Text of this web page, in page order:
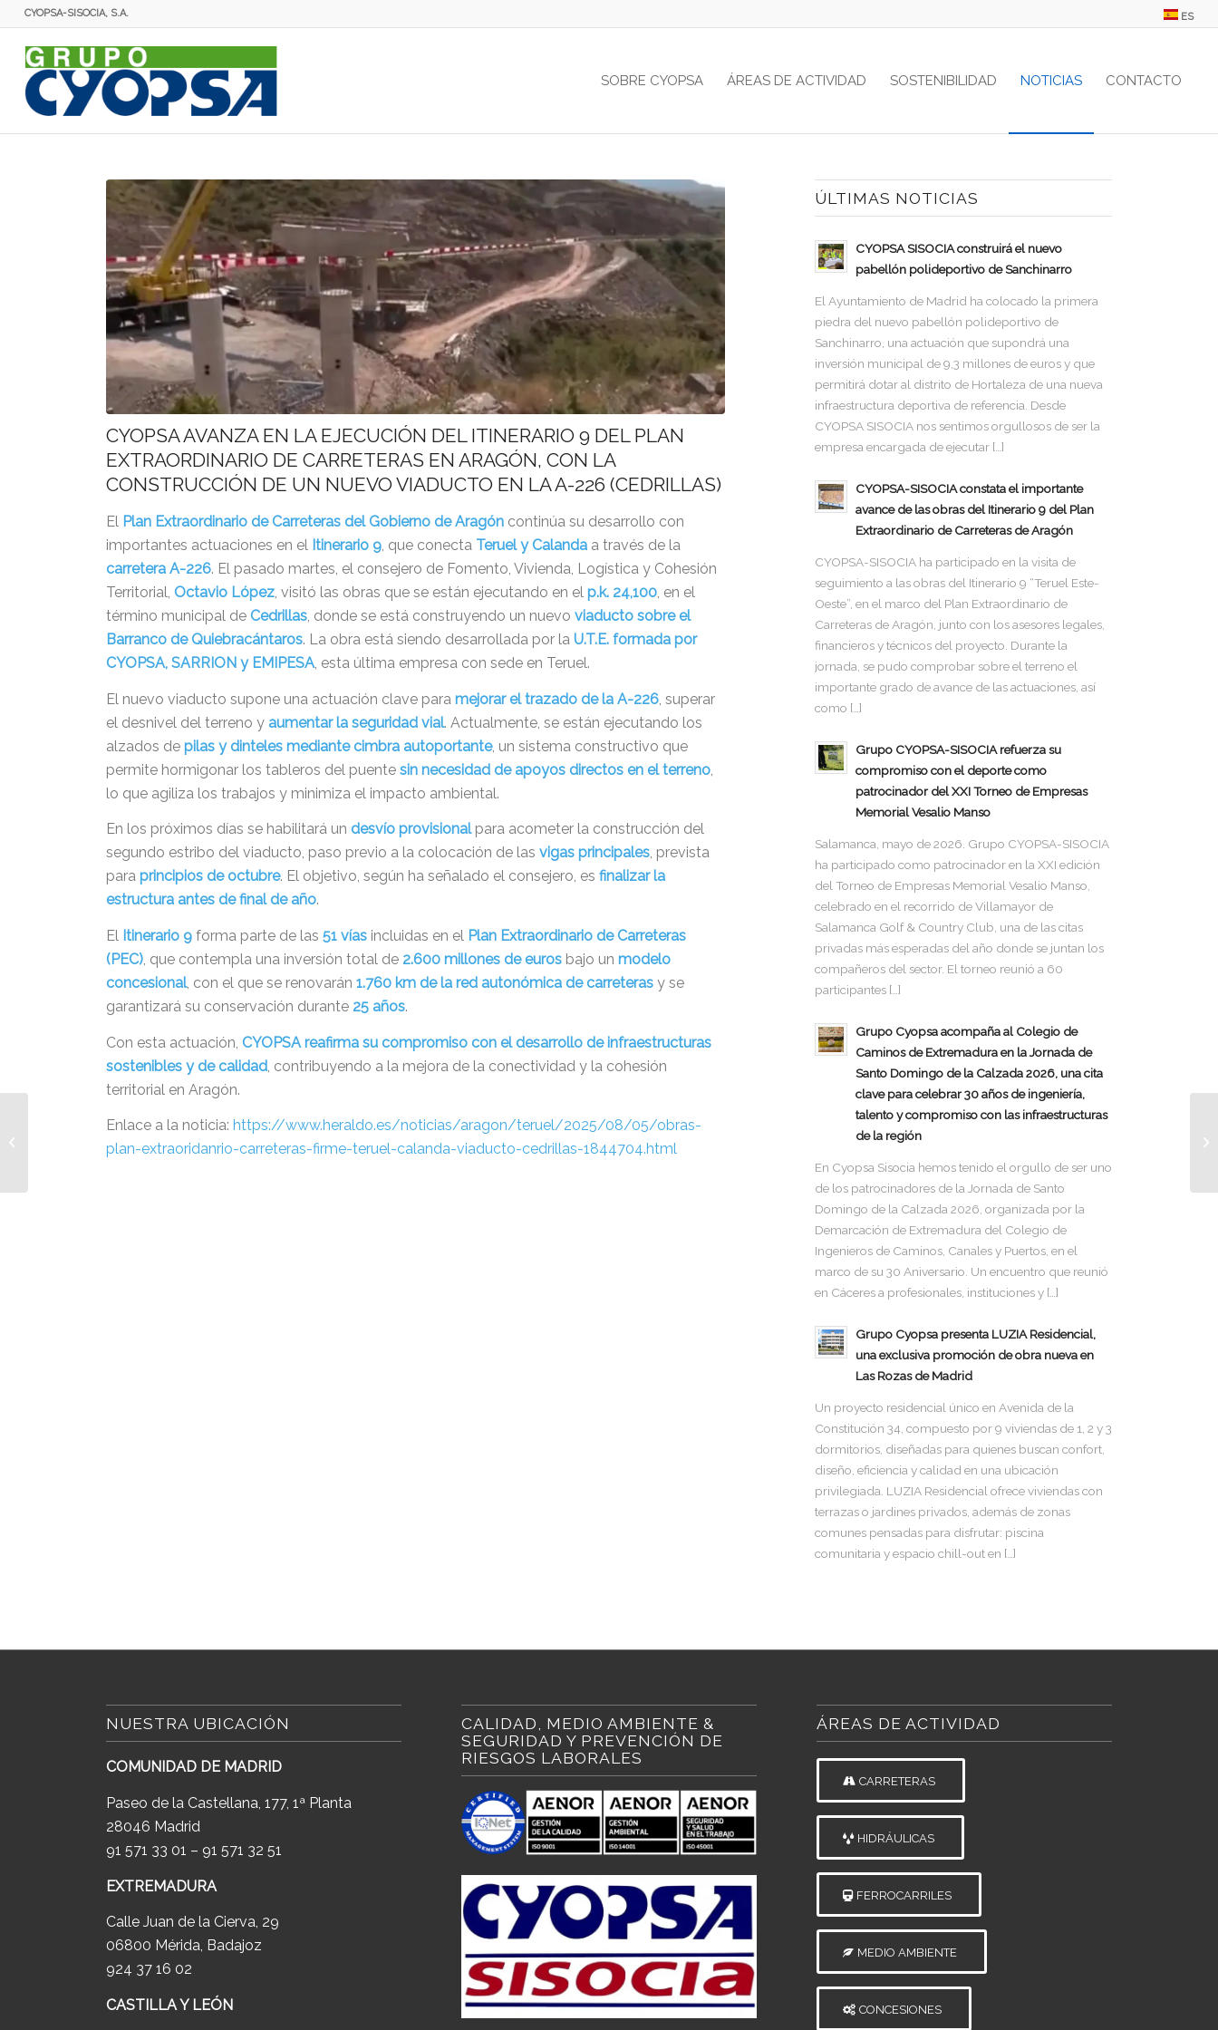
ES
CYOPSA-SISOCIA, S.A.
SOBRE CYOPSA ÁREAS DE ACTIVIDAD SOSTENIBILIDAD NOTICIAS CONTACTO
CYOPSA AVANZA EN LA EJECUCIÓN DEL ITINERARIO 9 DEL PLAN
EXTRAORDINARIO DE CARRETERAS EN ARAGÓN, CON LA
CONSTRUCCIÓN DE UN NUEVO VIADUCTO EN LA A-226 (CEDRILLAS)
El Plan Extraordinario de Carreteras del Gobierno de Aragón continúa su desarrollo con
importantes actuaciones en el Itinerario 9, que conecta Teruel y Calanda a través de la
carretera A-226. El pasado martes, el consejero de Fomento, Vivienda, Logística y Cohesión
Territorial, Octavio López, visitó las obras que se están ejecutando en elp.k. 24,100, en el
término municipal de Cedrillas, donde se está construyendo un nuevoviaducto sobre el
Barranco de Quiebracántaros. La obra está siendo desarrollada por laU.T.E. formada por
CYOPSA, SARRION y EMIPESA, esta última empresa con sede en Teruel.
El nuevo viaducto supone una actuación clave paramejorar el trazado de la A-226 , superar
el desnivel del terreno y aumentar la seguridad vial. Actualmente, se están ejecutando los
alzados depilas y dinteles mediante cimbra autoportante, un sistema constructivo que
permite hormigonar los tableros del puentesin necesidad de apoyos directos en el terreno
lo que agiliza los trabajos y minimiza el impacto ambiental.
En los próximos días se habilitará un desvío provisionalpara acometer la construcción del
segundo estribo del viaducto, paso previo a la colocación de lasvigas principales, prevista
paraprincipios de octubre. El objetivo, según ha señalado el consejero, esfinalizar la
estructura antes de final de año.
El Itinerario 9 forma parte de las51 vías incluidas en el Plan Extraordinario de Carreteras
(PEC), que contempla una inversión total de 2.600 millones de euros bajo unmodelo
concesional, con el que se renovarán1.760 km de la red autonómica de carreteras y se
garantizará su conservación durante 25 años.
Con esta actuación, CYOPSA reafirma su compromiso con el desarrollo de infraestructuras
sostenibles y de calidad , contribuyendo a la mejora de la conectividad y la cohesión
territorial en Aragón.
Enlace a la noticia: https://www.heraldo.es/noticias/aragon/teruel/2025/08/05/obras-
plan-extraoridanrio-carreteras-firme-teruel-calanda-viaducto-cedrillas-1844704.html
ÚLTIMAS NOTICIAS
CYOPSA SISOCIA construirá el nuevo
pabellón polideportivo de Sanchinarro
El Ayuntamiento de Madrid ha colocado la primera
piedra del nuevo pabellón polideportivo de
Sanchinarro, una actuación que supondrá una
inversión municipal de 9,3 millones de euros y que
permitirá dotar al distrito de Hortaleza de una nueva
infraestructura deportiva de referencia. Desde
CYOPSA SISOCIA nos sentimos orgullosos de ser la
empresa encargada de ejecutar […]
CYOPSA-SISOCIA constata el importante
avance de las obras del Itinerario 9 del Plan
Extraordinario de Carreteras de Aragón
CYOPSA-SISOCIA ha participado en la visita de
seguimiento a las obras del Itinerario 9 “Teruel Este-
Oeste”, en el marco del Plan Extraordinario de
Carreteras de Aragón, junto con los asesores legales,
financieros y técnicos del proyecto. Durante la
jornada, se pudo comprobar sobre el terreno el
importante grado de avance de las actuaciones, así
como […]
Grupo CYOPSA-SISOCIA refuerza su
compromiso con el deporte como
patrocinador del XXI Torneo de Empresas
Memorial Vesalio Manso
Salamanca, mayo de 2026. Grupo CYOPSA-SISOCIA
ha participado como patrocinador en la XXI edición
del Torneo de Empresas Memorial Vesalio Manso,
celebrado en el recorrido de Villamayor de
Salamanca Golf & Country Club, una de las citas
privadas más esperadas del año donde se juntan los
compañeros del sector. El torneo reunió a 60
participantes […]
Grupo Cyopsa acompaña al Colegio de
Caminos de Extremadura en la Jornada de
Santo Domingo de la Calzada 2026, una cita
clave para celebrar 30 años de ingeniería,
talento y compromiso con las infraestructuras
de la región
En Cyopsa Sisocia hemos tenido el orgullo de ser uno
de los patrocinadores de la Jornada de Santo
Domingo de la Calzada 2026, organizada por la
Demarcación de Extremadura del Colegio de
Ingenieros de Caminos, Canales y Puertos, en el
marco de su 30 Aniversario. Un encuentro que reunió
en Cáceres a profesionales, instituciones y […]
Grupo Cyopsa presenta LUZIA Residencial,
una exclusiva promoción de obra nueva en
Las Rozas de Madrid
Un proyecto residencial único en Avenida de la
Constitución 34, compuesto por 9 viviendas de 1, 2 y 3
dormitorios, diseñadas para quienes buscan confort,
diseño, eficiencia y calidad en una ubicación
privilegiada. LUZIA Residencial ofrece viviendas con
terrazas o jardines privados, además de zonas
comunes pensadas para disfrutar: piscina
comunitaria y espacio chill-out en […]
NUESTRA UBICACIÓN
COMUNIDAD DE MADRID
Paseo de la Castellana, 177, 1ª Planta
28046 Madrid
91 571 33 01 – 91 571 32 51
EXTREMADURA
Calle Juan de la Cierva, 29
06800 Mérida, Badajoz
924 37 16 02
CASTILLA Y LEÓN
CALIDAD, MEDIO AMBIENTE &
SEGURIDAD Y PREVENCIÓN DE
RIESGOS LABORALES
ÁREAS DE ACTIVIDAD
CARRETERAS
HIDRÁULICAS
FERROCARRILES
MEDIO AMBIENTE
CONCESIONES
CYOPSA-SISOCIA
cuartel de la Guardia